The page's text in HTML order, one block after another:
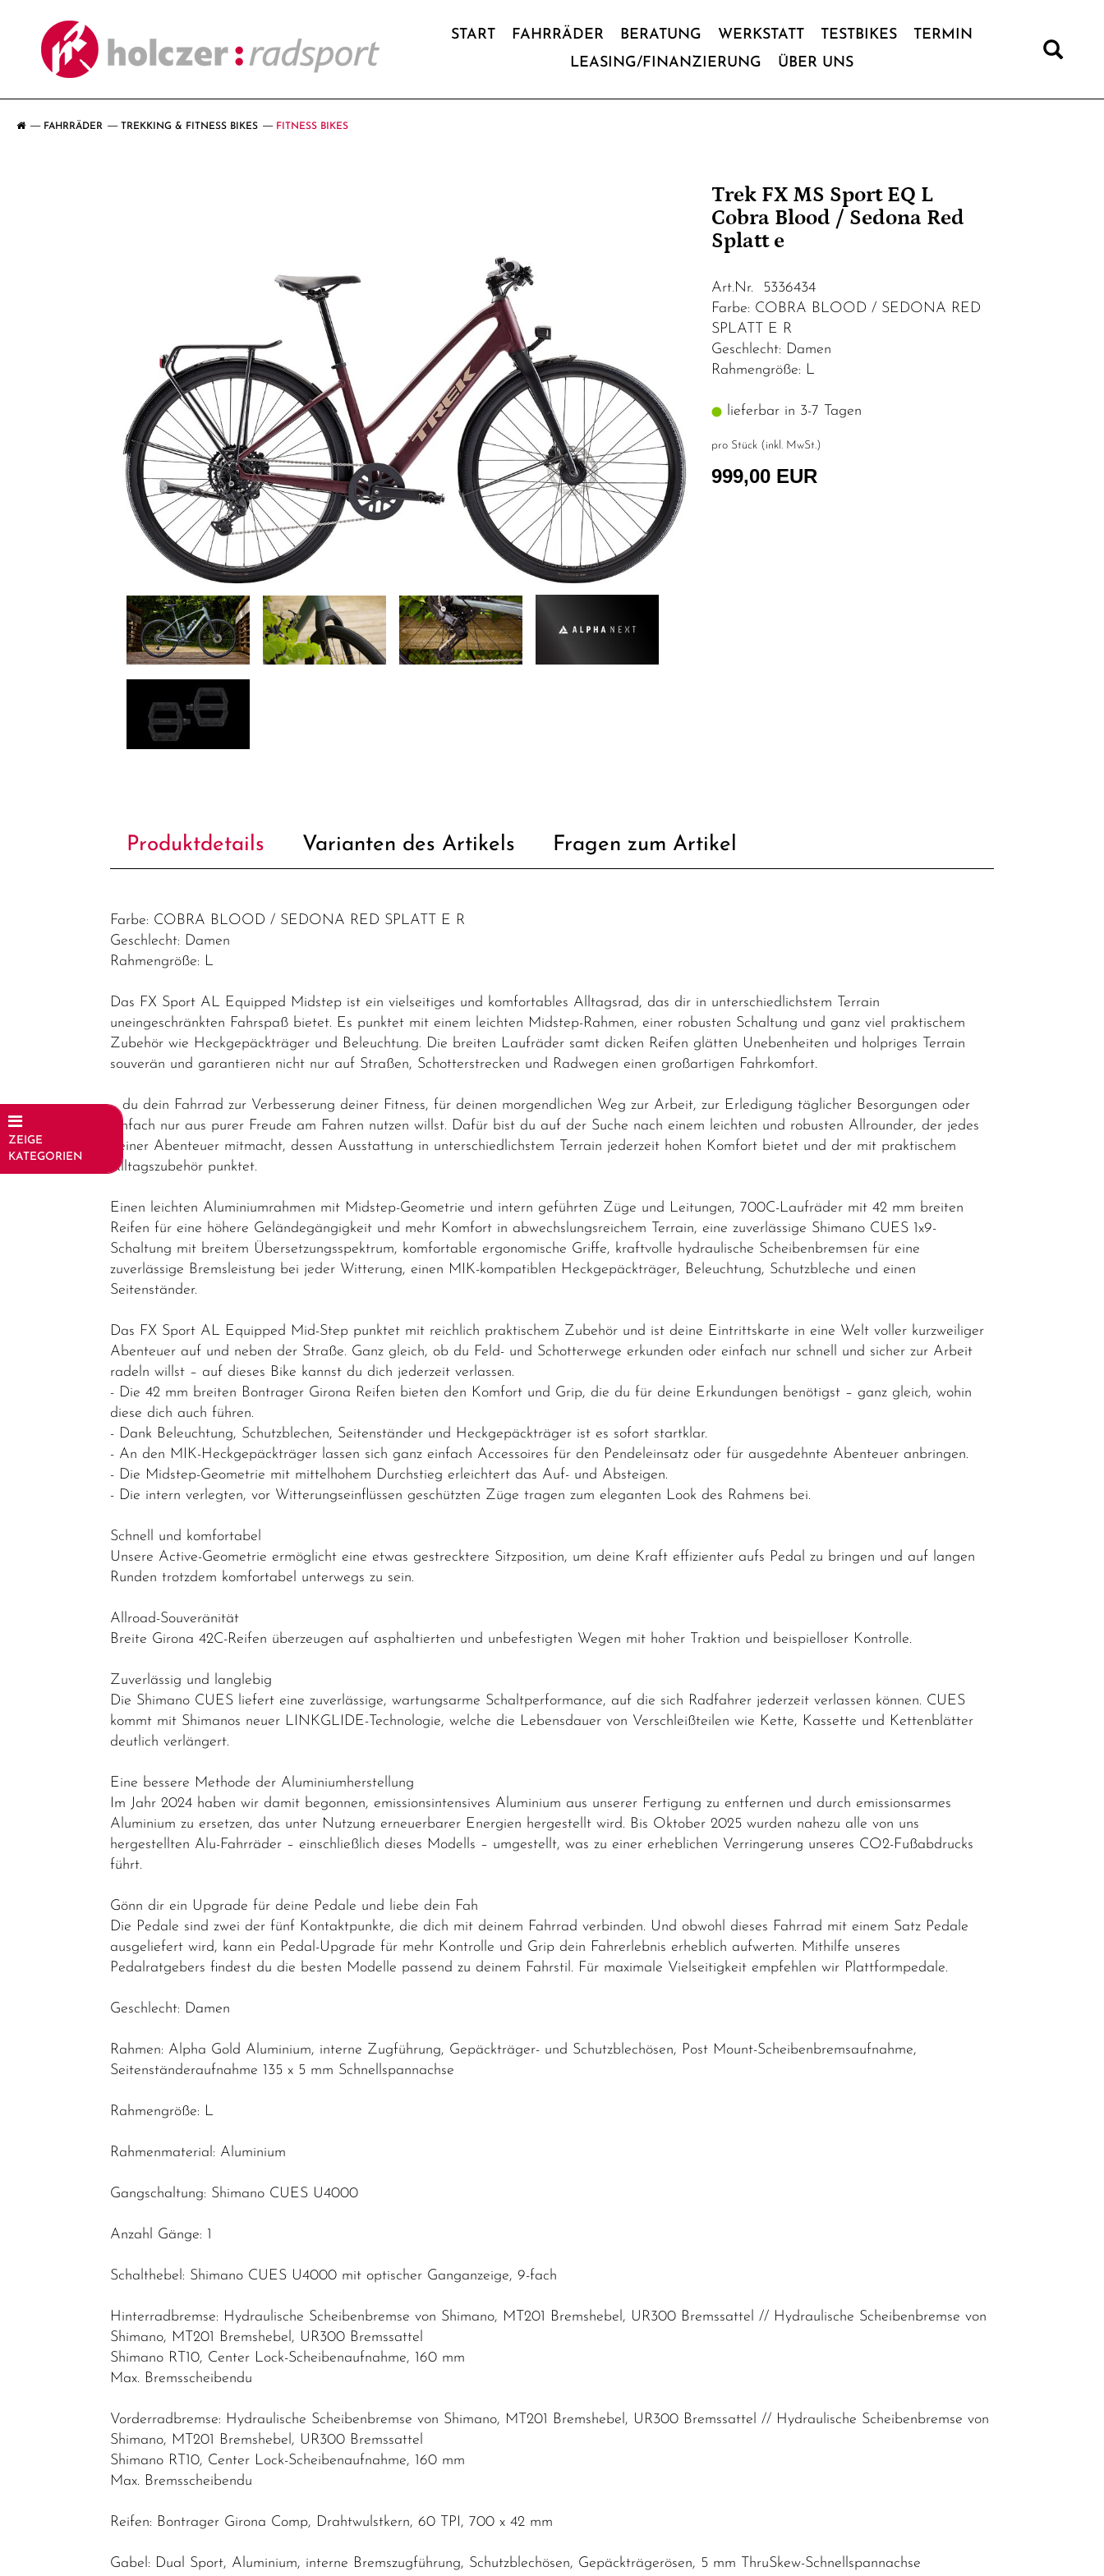
START FAHRRÄDER BERATUNG WERKSTATT TESTBIKES
TERMIN
LEASING/FINANZIERUNG
ÜBER UNS
FAHRRÄDER TREKKING & FITNESS BIKES FITNESS BIKES
ZEIGE
KATEGORIEN
Elektrofahrräder
Trekkingräder
Jugendfahrräder
Mountainbikes
Trek FX MS Sport EQ L
Cobra Blood / Sedona Red
Splatt e
Art.Nr. 5336434
Farbe: COBRA BLOOD / SEDONA RED
SPLATT E R
Geschlecht: Damen
Rahmengröße: L
lieferbar in 3-7 Tagen
pro Stück (inkl. MwSt.)
999,00 EUR
Produktdetails Varianten des Artikels Fragen zum Artikel
Farbe: COBRA BLOOD / SEDONA RED SPLATT E R
Geschlecht: Damen
Rahmengröße: L
Das FX Sport AL Equipped Midstep ist ein vielseitiges und komfortables Alltagsrad, das dir in unterschiedlichstem Terrain
uneingeschränkten Fahrspaß bietet. Es punktet mit einem leichten Midstep-Rahmen, einer robusten Schaltung und ganz viel praktischem
Zubehör wie Heckgepäckträger und Beleuchtung. Die breiten Laufräder samt dicken Reifen glätten Unebenheiten und holpriges Terrain
souverän und garantieren nicht nur auf Straßen, Schotterstrecken und Radwegen einen großartigen Fahrkomfort.
… du dein Fahrrad zur Verbesserung deiner Fitness, für deinen morgendlichen Weg zur Arbeit, zur Erledigung täglicher Besorgungen oder
einfach nur aus purer Freude am Fahren nutzen willst. Dafür bist du auf der Suche nach einem leichten und robusten Allrounder, der jedes
deiner Abenteuer mitmacht, dessen Ausstattung in unterschiedlichstem Terrain jederzeit hohen Komfort bietet und der mit praktischem
Alltagszubehör punktet.
Einen leichten Aluminiumrahmen mit Midstep-Geometrie und intern geführten Züge und Leitungen, 700C-Laufräder mit 42 mm breiten
Reifen für eine höhere Geländegängigkeit und mehr Komfort in abwechslungsreichem Terrain, eine zuverlässige Shimano CUES 1x9-
Schaltung mit breitem Übersetzungsspektrum, komfortable ergonomische Griffe, kraftvolle hydraulische Scheibenbremsen für eine
zuverlässige Bremsleistung bei jeder Witterung, einen MIK-kompatiblen Heckgepäckträger, Beleuchtung, Schutzbleche und einen
Seitenständer.
Das FX Sport AL Equipped Mid-Step punktet mit reichlich praktischem Zubehör und ist deine Eintrittskarte in eine Welt voller kurzweiliger
Abenteuer auf und neben der Straße. Ganz gleich, ob du Feld- und Schotterwege erkunden oder einfach nur schnell und sicher zur Arbeit
radeln willst – auf dieses Bike kannst du dich jederzeit verlassen.
- Die 42 mm breiten Bontrager Girona Reifen bieten den Komfort und Grip, die du für deine Erkundungen benötigst – ganz gleich, wohin
diese dich auch führen.
- Dank Beleuchtung, Schutzblechen, Seitenständer und Heckgepäckträger ist es sofort startklar.
- An den MIK-Heckgepäckträger lassen sich ganz einfach Accessoires für den Pendeleinsatz oder für ausgedehnte Abenteuer anbringen.
- Die Midstep-Geometrie mit mittelhohem Durchstieg erleichtert das Auf- und Absteigen.
- Die intern verlegten, vor Witterungseinflüssen geschützten Züge tragen zum eleganten Look des Rahmens bei.
Schnell und komfortabel
Unsere Active-Geometrie ermöglicht eine etwas gestrecktere Sitzposition, um deine Kraft effizienter aufs Pedal zu bringen und auf langen
Runden trotzdem komfortabel unterwegs zu sein.
Allroad-Souveränität
Breite Girona 42C-Reifen überzeugen auf asphaltierten und unbefestigten Wegen mit hoher Traktion und beispielloser Kontrolle.
Zuverlässig und langlebig
Die Shimano CUES liefert eine zuverlässige, wartungsarme Schaltperformance, auf die sich Radfahrer jederzeit verlassen können. CUES
kommt mit Shimanos neuer LINKGLIDE-Technologie, welche die Lebensdauer von Verschleißteilen wie Kette, Kassette und Kettenblätter
deutlich verlängert.
Eine bessere Methode der Aluminiumherstellung
Im Jahr 2024 haben wir damit begonnen, emissionsintensives Aluminium aus unserer Fertigung zu entfernen und durch emissionsarmes
Aluminium zu ersetzen, das unter Nutzung erneuerbarer Energien hergestellt wird. Bis Oktober 2025 wurden nahezu alle von uns
hergestellten Alu-Fahrräder – einschließlich dieses Modells – umgestellt, was zu einer erheblichen Verringerung unseres CO2-Fußabdrucks
führt.
Gönn dir ein Upgrade für deine Pedale und liebe dein Fah
Die Pedale sind zwei der fünf Kontaktpunkte, die dich mit deinem Fahrrad verbinden. Und obwohl dieses Fahrrad mit einem Satz Pedale
ausgeliefert wird, kann ein Pedal-Upgrade für mehr Kontrolle und Grip dein Fahrerlebnis erheblich aufwerten. Mithilfe unseres
Pedalratgebers findest du die besten Modelle passend zu deinem Fahrstil. Für maximale Vielseitigkeit empfehlen wir Plattformpedale.
Geschlecht: Damen
Rahmen: Alpha Gold Aluminium, interne Zugführung, Gepäckträger- und Schutzblechösen, Post Mount-Scheibenbremsaufnahme,
Seitenständeraufnahme 135 x 5 mm Schnellspannachse
Rahmengröße: L
Rahmenmaterial: Aluminium
Gangschaltung: Shimano CUES U4000
Anzahl Gänge: 1
Schalthebel: Shimano CUES U4000 mit optischer Ganganzeige, 9-fach
Hinterradbremse: Hydraulische Scheibenbremse von Shimano, MT201 Bremshebel, UR300 Bremssattel // Hydraulische Scheibenbremse von
Shimano, MT201 Bremshebel, UR300 Bremssattel
Shimano RT10, Center Lock-Scheibenaufnahme, 160 mm
Max. Bremsscheibendu
Vorderradbremse: Hydraulische Scheibenbremse von Shimano, MT201 Bremshebel, UR300 Bremssattel // Hydraulische Scheibenbremse von
Shimano, MT201 Bremshebel, UR300 Bremssattel
Shimano RT10, Center Lock-Scheibenaufnahme, 160 mm
Max. Bremsscheibendu
Reifen: Bontrager Girona Comp, Drahtwulstkern, 60 TPI, 700 x 42 mm
Gabel: Dual Sport, Aluminium, interne Bremszugführung, Schutzblechösen, Gepäckträgerösen, 5 mm ThruSkew-Schnellspannachse